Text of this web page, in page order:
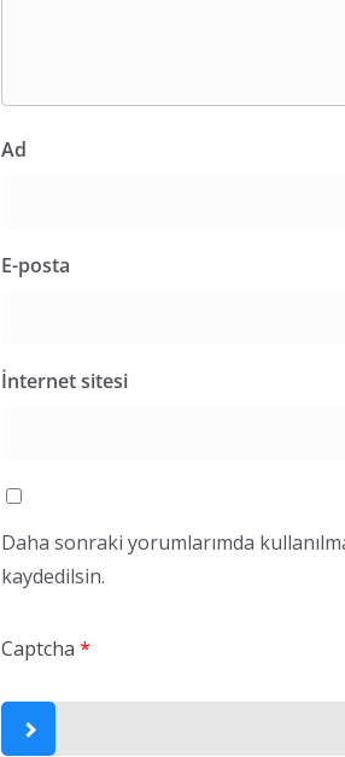
Ad
E-posta
İnternet sitesi
Daha sonraki yorumlarımda
kaydedilsin.
Captcha *